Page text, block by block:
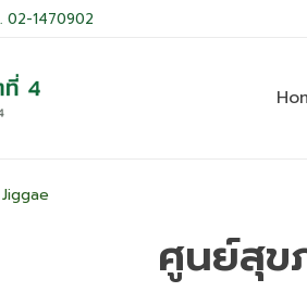
02-1470902
Jiggae
ศูนย์สุข